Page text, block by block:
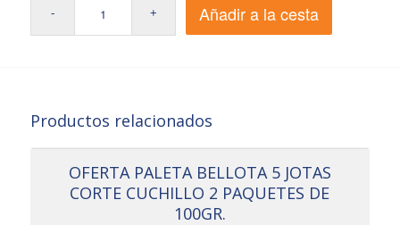
Añadir a la cesta
Productos relacionados
OFERTA PALETA BELLOTA 5 JOTAS
CORTE CUCHILLO 2 PAQUETES DE
100GR.